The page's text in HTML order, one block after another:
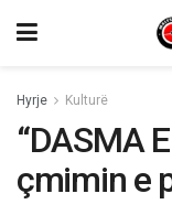
Hyrje Kulturë
“DASMA
çmimin e